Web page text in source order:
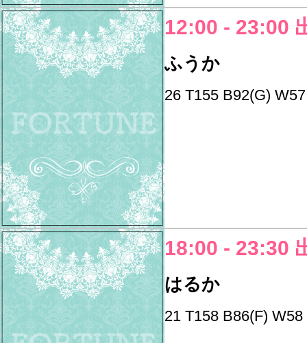
12:00 - 23:00
ふうか
26 T155 B92(G)
18:00 - 23:30
はるか
21 T158 B86(F) W58